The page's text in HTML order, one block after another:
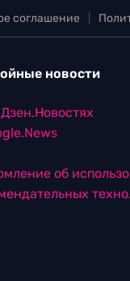
соглашение
новости
Дзен.Новостях
об